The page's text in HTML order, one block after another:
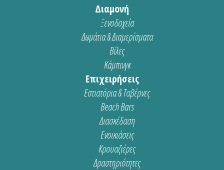
Διαμονή
Ξενοδοχεία
Δωμάτια & Διαμερίσματα
Βίλες
Κάμπινγκ
Επιχειρήσεις
Εστιατόρια & Ταβέρνες
Beach Bars
Διασκέδαση
Ενοικιάσεις
Κρουαζιέρες
Δραστηριότητες